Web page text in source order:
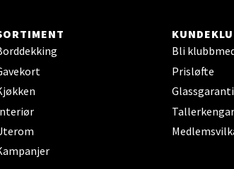
Bli
Prisløfte
Glassgaranti
Ski
6, 1400 Ski